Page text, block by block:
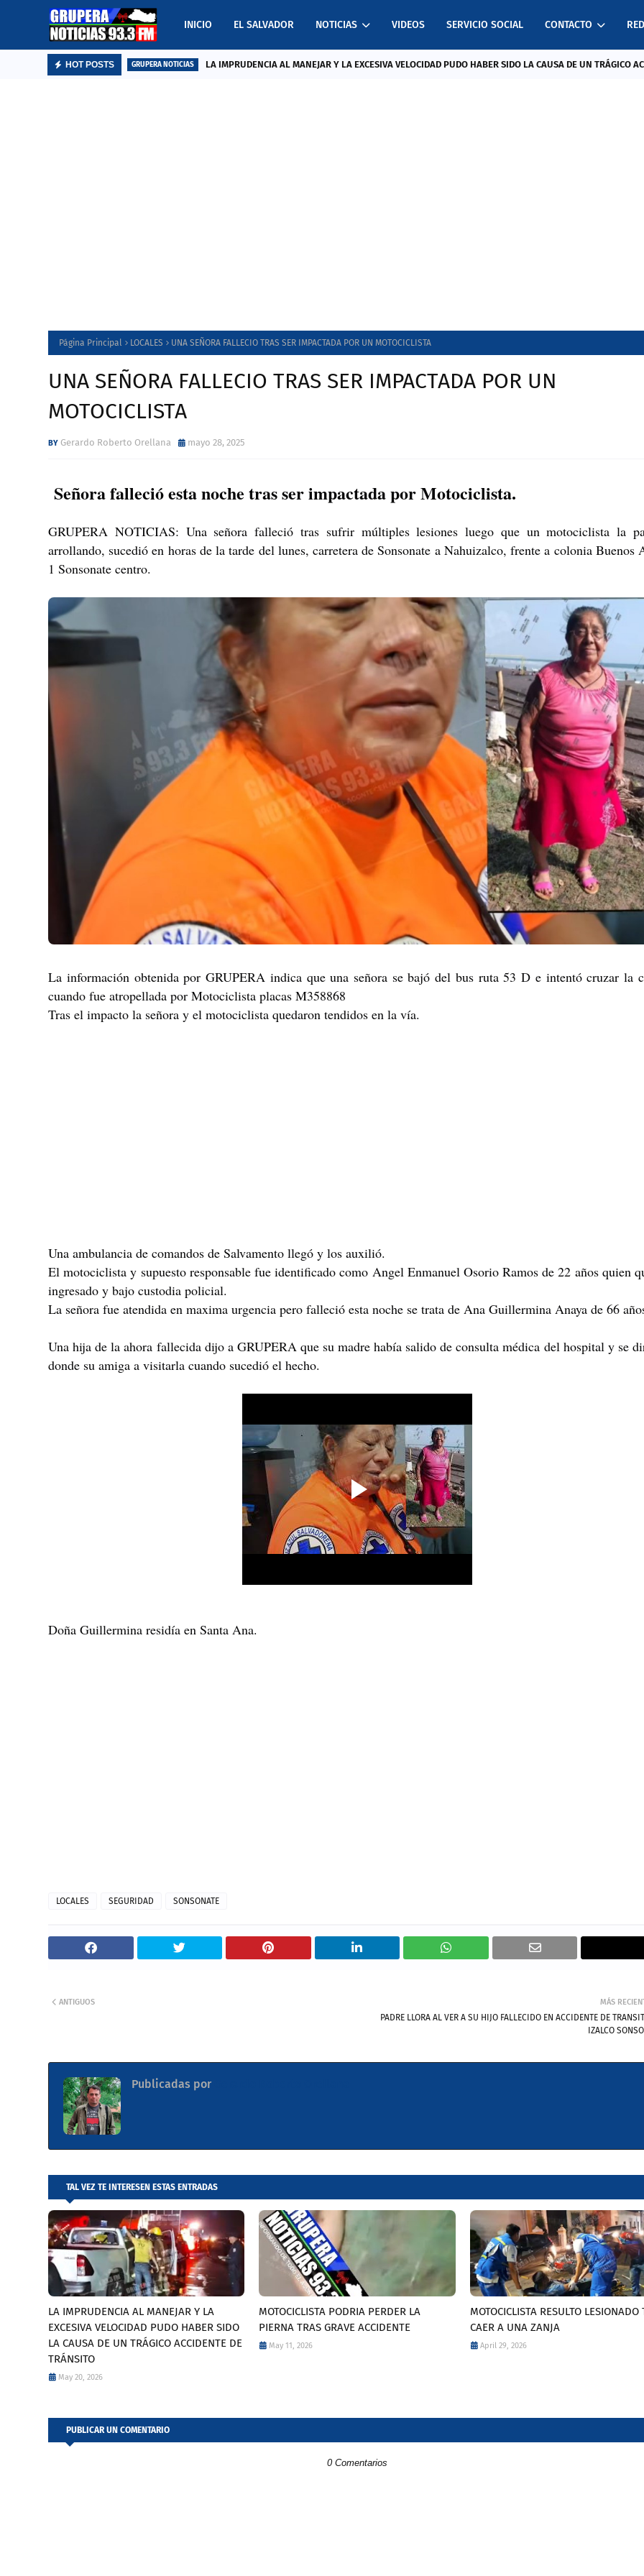
INICIO EL SALVADOR NOTICIAS VIDEOS SERVICIO SOCIAL CONTACTO
HOT POSTS GRUPERA NOTICIAS LA IMPRUDENCIA AL MANEJAR Y LA EXCESIVA VELOCIDAD PUDO HABER SIDO LA CAUSA DE UN TRÁGICO
Página Principal LOCALES UNA SEÑORA FALLECIO TRAS SER IMPACTADA POR UN MOTOCICLISTA
UNA SEÑORA FALLECIO TRAS SER IMPACTADA POR UN
MOTOCICLISTA
Gerardo Roberto Orellana mayo 28, 2025
Señora falleció esta noche tras ser impactada por Motociclista.
GRUPERA NOTICIAS: Una señora falleció tras sufrir múltiples lesiones luego que un motociclista la
arrollando, sucedió en horas de la tarde del lunes, carretera de Sonsonate a Nahuizalco, frente a colonia Buenos
1 Sonsonate centro.
La información obtenida por GRUPERA indica que una señora se bajó del bus ruta 53 D e intentó cruzar la
cuando fue atropellada por Motociclista placas M358868
Tras elimpacto la señora y el motociclista quedaron tendidos en la vía.
Una ambulancia de comandos de Salvamento llegó y los auxilió.
El motociclista y supuesto responsable fue identificado como Angel Enmanuel Osorio Ramos de 22 años quien
ingresado y bajo custodia policial.
La señora fue atendida en maxima urgencia pero falleció esta noche se trata de Ana Guillermina Anaya de 66
Una hija de la ahora fallecida dijo a GRUPERA que su madre había salido de consulta médica del hospital y se
donde su amiga a visitarla cuando sucedió el hecho.
Doña Guillermina residía en Santa Ana.
LOCALES SEGURIDAD SONSONATE
MÁS
PADRE LLORA AL VER A SU HIJO FALLECIDO EN ACCIDENTE DE
IZALCO
ANTIGUOS
Publicadas por
TAL VEZ TE INTERESEN ESTAS ENTRADAS
LA IMPRUDENCIA AL MANEJAR Y LA
EXCESIVA VELOCIDAD PUDO HABER SIDO
LA CAUSA DE UN TRÁGICO ACCIDENTE DE
TRÁNSITO
May 20, 2026
MOTOCICLISTA PODRIA PERDER LA
PIERNA TRAS GRAVE ACCIDENTE
May 11, 2026
MOTOCICLISTA RESULTO LESIONADO
CAER A UNA ZANJA
April 29, 2026
PUBLICAR UN COMENTARIO
0 Comentarios